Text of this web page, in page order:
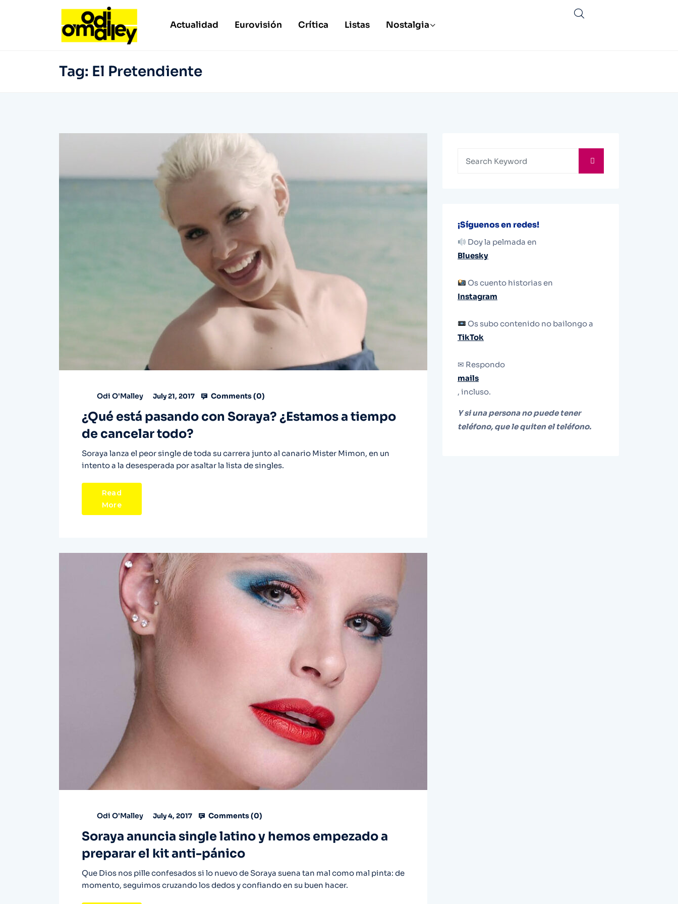
Actualidad Eurovisión Crítica Listas Nostalgia
Tag: El Pretendiente
Odi O'Malley July 21, 2017 Comments (0)
¿Qué está pasando con Soraya? ¿Estamos a tiempo
de cancelar todo?
Soraya lanza el peor single de toda su carrera junto al canario Mister Mimon, en un
intento a la desesperada por asaltar la lista de singles.
Read
More
Odi O'Malley July 4, 2017 Comments (0)
Soraya anuncia single latino y hemos empezado a
preparar el kit anti-pánico
Que Dios nos pille confesados si lo nuevo de Soraya suena tan mal como mal pinta: de
momento, seguimos cruzando los dedos y confiando en su buen hacer.
¡Síguenos en redes!
Doy la pelmada en
Bluesky
Os cuento historias en
Instagram
Os subo contenido no bailongo a
TikTok
✉ Respondo
mails
, incluso.
Y si una persona no puede tener
teléfono, que le quiten el teléfono.